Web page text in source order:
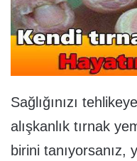
Sağlığınızı
alışkanlık tırnak
birini tanıyorsanız,